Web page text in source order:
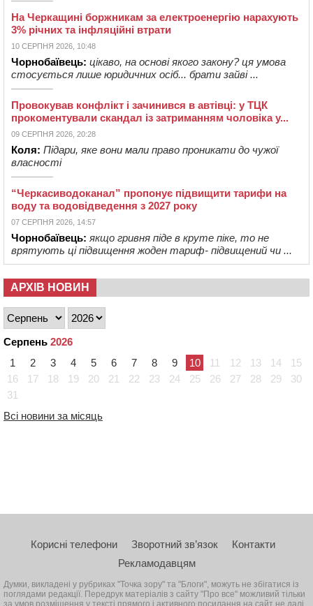
На Черкащині боржникам за електроенергію нарахують
3% річних та інфляційні втрати
10 СЕРПНЯ 2026, 10:48
Чорнобаївець: цікаво, на основі якого закону? ця умова
стосується лише юридичних осіб... брати зайві ...
Провокував конфлікт і зачинився в автівці: у ТЦК
прокоментували скандал із затриманням чоловіка у...
09 СЕРПНЯ 2026, 20:28
Коля: Підари, яке вони мали право проникати до чужої
власності
“Черкасиводоканал” пропонує підвищити тарифи на
воду та водовідведення з 2027 року
07 СЕРПНЯ 2026, 14:57
Чорнобаївець: якщо гривня піде в круте піке, то не
врятують ці підвищення жоден тариф- підвищений чи ...
АРХІВ НОВИН
Серпень 2026
1
2 3 4 5 6 7 8 9 10 11 12 13 14
15
16
17 18 19 20 21 22 23 24 25 26 27 28 29
30
31
Всі новини за місяць
Корисні телефони Зворотний зв’язок
Контакти
Рекламодавцям
Думки, викладені у рубриках "Точка зору" та "Блоги", можуть не збігатися із
поглядами редакції. Передрук матеріалів з сайту "Про все" можливий тільки
за умов розміщення у тексті прямого і активного посилання на сайт не далі